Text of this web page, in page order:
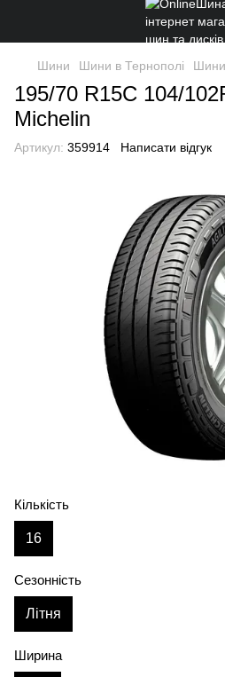
Шини Шини в Тернополі Шини
195/70 R15C 104/
Michelin
Артикул: 359914 Написати відгук
Кількість
16
Сезонність
Літня
Ширина